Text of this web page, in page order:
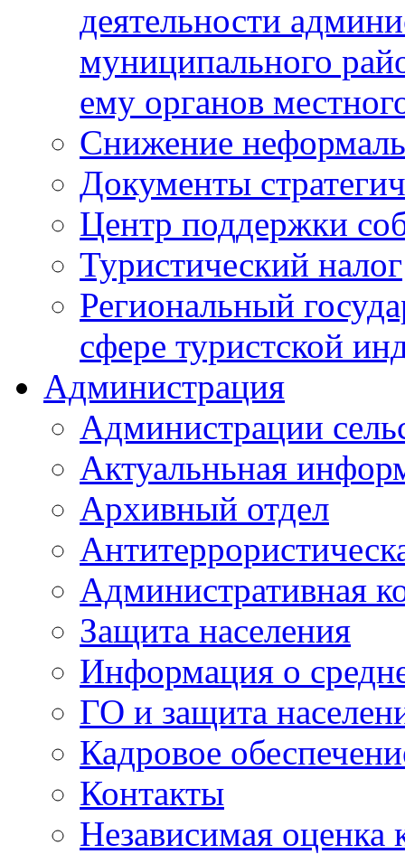
деятельности
муниципального
ему органов
Снижение
Документы
Центр поддержки
Туристический налог
Региональный
сфере туристской
Администрация
Администрации
Актуальньная
Архивный отдел
Административная
Защита населения
Информация о
ГО и защита
Кадровое
Контакты
Независимая оценка